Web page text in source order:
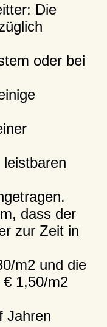
Die
oder bei
dass der
zur Zeit in
m2 und die
1,50/m2
Jahren